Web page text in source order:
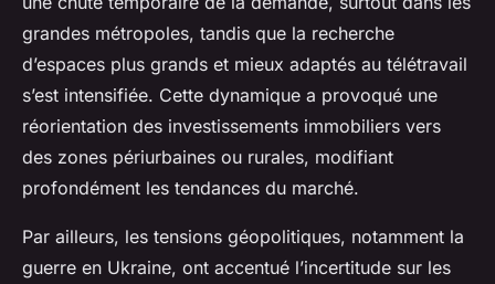
grandes métropoles, tandis que la recherche
d’espaces plus grands et mieux adaptés au télétravail
s’est intensifiée. Cette dynamique a provoqué une
réorientation des investissements immobiliers vers
des zones périurbaines ou rurales, modifiant
profondément les tendances du marché.
Par ailleurs, les tensions géopolitiques, notamment la
guerre en Ukraine, ont accentué l’incertitude sur les